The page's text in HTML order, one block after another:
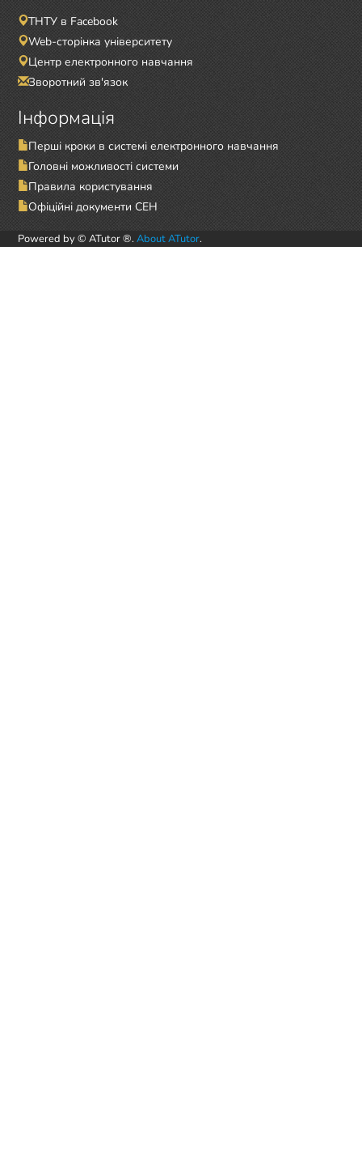
ТНТУ в Facebook
Web-сторінка університету
Центр електронного навчання
Зворотний зв'язок
Інформація
Перші кроки в системі електронного навчання
Головні можливості системи
Правила користування
Офіційні документи СЕН
Powered by © ATutor ®. About ATutor.